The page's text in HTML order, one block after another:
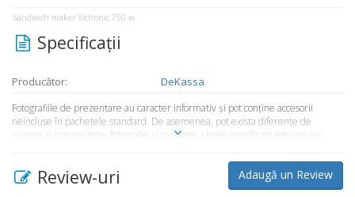
Sandwich maker Victronic 750 w
Specificaţii
Producător: DeKassa
Fotografiile de prezentare au caracter informativ şi pot conţine accesorii
neincluse în pachetele standard. De asemenea, pot exista diferenţe de
nuanţe şi mărimi între fotografie şi realitate. Unele specificaţii tehnice sau
de operare. Toate produsele şi promoţiile prezente în magazinul
Market365.ro sunt valabile în limita stocului disponibil.
Review-uri Adaugă un Review